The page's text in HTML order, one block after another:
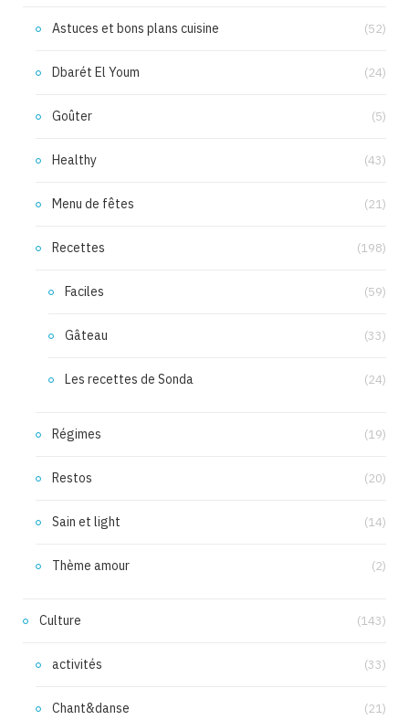
Astuces et bons plans cuisine (52)
Dbarét El Youm (24)
Goûter (5)
Healthy (43)
Menu de fêtes (21)
Recettes (198)
Faciles (59)
Gâteau (33)
Les recettes de Sonda (24)
Régimes (19)
Restos (20)
Sain et light (14)
Thème amour (2)
Culture (143)
activités (33)
Chant&danse (21)